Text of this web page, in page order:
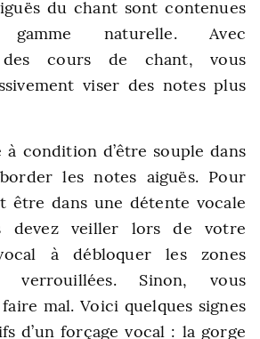
du chant sont contenues
naturelle. Avec
des cours de chant, vous
viser des notes plus
à condition d’être souple dans
les notes aiguës. Pour
être dans une détente vocale
devez veiller lors de votre
à débloquer les zones
verrouillées. Sinon, vous
mal. Voici quelques signes
d’un forçage vocal : la gorge